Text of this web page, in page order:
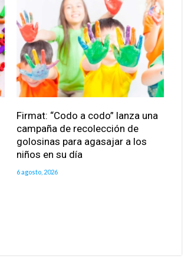
Firmat: “Codo a codo” lanza una
campaña de recolección de
golosinas para agasajar a los
niños en su día
6 agosto, 2026